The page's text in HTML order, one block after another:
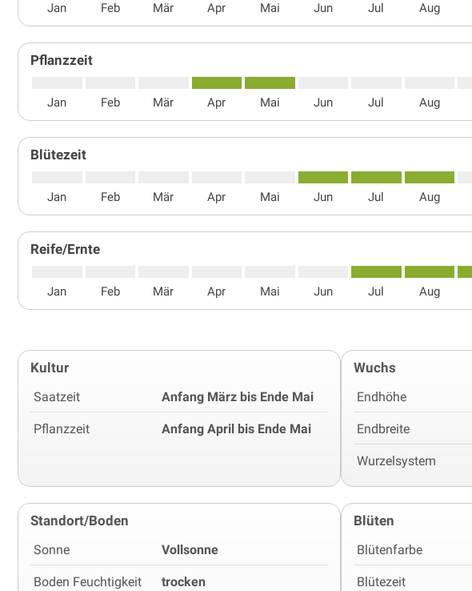
Jan Feb Mär Apr Mai Jun Jul Aug
Pflanzzeit
Jan Feb Mär Apr Mai Jun Jul Aug
Blütezeit
Jan Feb Mär Apr Mai Jun Jul Aug
Reife/Ernte
Jan Feb Mär Apr Mai Jun Jul Aug
Kultur
Saatzeit Anfang März bis Ende Mai
Pflanzzeit Anfang April bis Ende Mai
Wuchs
Endhöhe
Endbreite
Wurzelsystem
Standort/Boden
Sonne Vollsonne
Boden Feuchtigkeit trocken
Blüten
Blütenfarbe
Blütezeit